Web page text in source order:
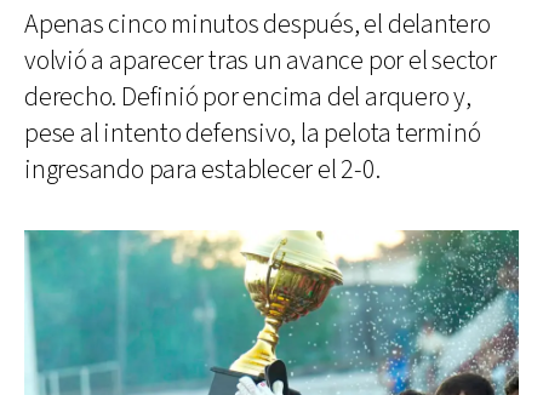
Apenas cinco minutos después, el delantero
volvió a aparecer tras un avance por el sector
derecho. Definió por encima del arquero y,
pese al intento defensivo, la pelota terminó
ingresando para establecer el 2-0.